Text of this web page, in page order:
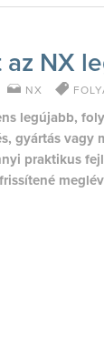
NX
NX
legújabb,
gyártás vagy
praktikus